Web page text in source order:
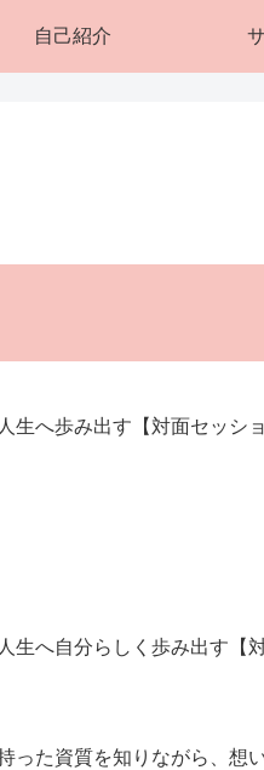
自己紹介
へ歩み出す【対面セッショ
生へ自分らしく歩み出す【
った資質を知りながら、想